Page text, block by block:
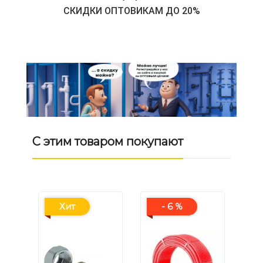
СКИДКИ ОПТОВИКАМ ДО 20%
С этим товаром покупают
Хит - 6 %